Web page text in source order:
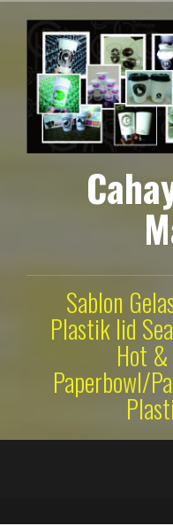
konten
Sablon
Plastik lid
Hot &
Paperbowl/